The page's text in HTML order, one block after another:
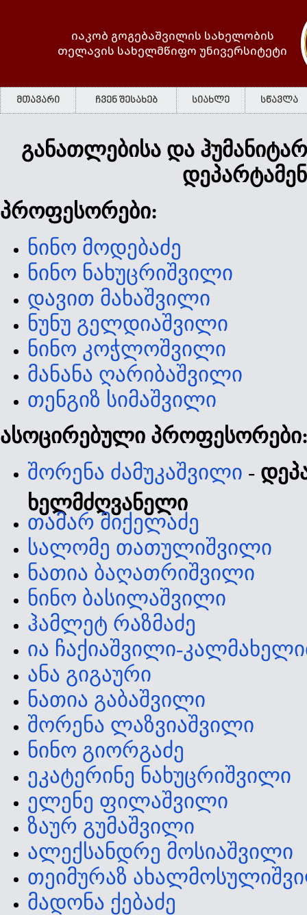
იაკობ გოგებაშვილის სახელობის
თელავის სახელმწიფო უნივერსიტეტი
მთავარი ჩვენ შესახებ სიახლე სწავლა
განათლებისა და
პროფესორები:
ნინო მოდებაძე
ნინო ნახუცრიშვილი
დავით მახაშვილი
ნუნუ გელდიაშვილი
ნინო კოჭლოშვილი
მანანა ღარიბაშვილი
თენგიზ სიმაშვილი
ასოცირებული
შორენა ძამუკაშვილი -
ხელმძღვანელი
თამარ მიქელაძე
სალომე თათულიშვილი
ნათია ბაღათრიშვილი
ნინო ბასილაშვილი
ჰამლეტ რაზმაძე
ია ჩაქიაშვილი-
ანა გიგაური
ნათია გაბაშვილი
შორენა ლაზვიაშვილი
ნინო გიორგაძე
ეკატერინე ნახუცრიშვილი
ელენე ფილაშვილი
ზაურ გუმაშვილი
ალექსანდრე მოსიაშვილი
თეიმურაზ
მადონა ქებაძე